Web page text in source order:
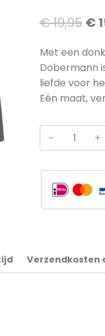
€19,95
€
€
Met een
Dobermann
liefde voor
Eén maat,
Pet
aantal
Verzendkosten